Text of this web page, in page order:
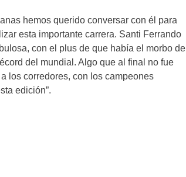
hemos querido conversar con él para
esta importante carrera. Santi Ferrando
con el plus de que había el morbo de
del mundial. Algo que al final no fue
los corredores, con los campeones
edición”.